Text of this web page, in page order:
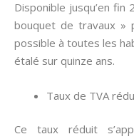
Disponible jusqu’en fin
bouquet de travaux »
possible à toutes les
étalé sur quinze ans.
Taux de TVA
Ce taux réduit